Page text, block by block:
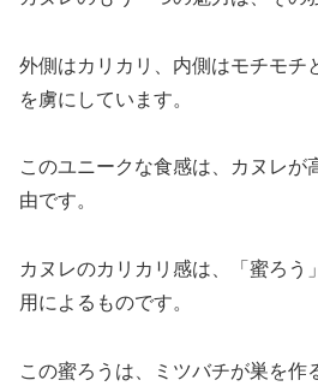
外側はカリカリ、内側はモチモチ
を虜にしています。
このユニークな食感は、カヌレが
由です。
カヌレのカリカリ感は、「蜜ろう
用によるものです。
この蜜ろうは、ミツバチが巣を作